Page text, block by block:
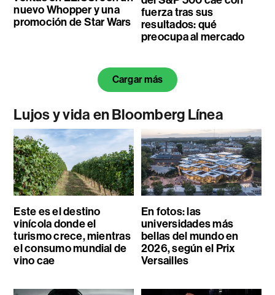
nuevo Whopper y una
promoción de Star Wars
fuerza tras sus
resultados: qué
preocupa al mercado
Cargar más
Lujos y vida en Bloomberg Línea
Este es el destino
vinícola donde el
turismo crece, mientras
el consumo mundial de
vino cae
En fotos: las
universidades más
bellas del mundo en
2026, según el Prix
Versailles